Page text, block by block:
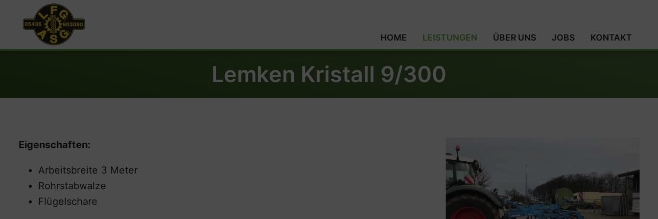
HOME LEISTUNGEN ÜBER UNS JOBS KONTAKT
Lemken Kristall 9/300
Eigenschaften:
Arbeitsbreite 3 Meter
Rohrstabwalze
Flügelschare